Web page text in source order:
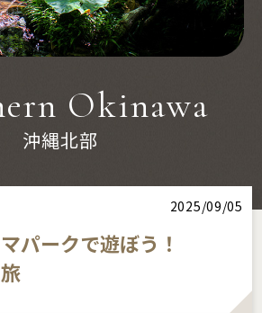
Okinawa
沖縄北部
2025/09/05
パークで遊ぼう！